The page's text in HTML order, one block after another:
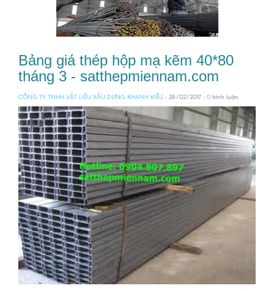
Bảng giá thép hộp mạ kẽm 40*80
tháng 3 - satthepmiennam.com
CÔNG TY TNHH VẬT LIỆU XÂU DỰNG KHANH KIỀU - 28/02/2017 - 0 bình luận